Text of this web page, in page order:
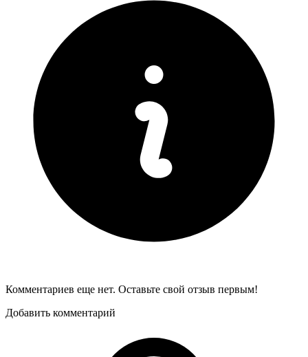
Комментариев еще нет. Оставьте свой отзыв первым!
Добавить комментарий